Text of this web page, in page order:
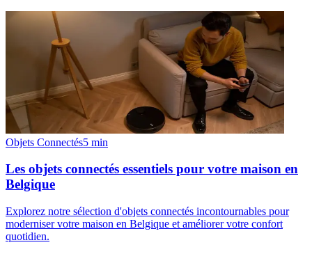
Objets Connectés5 min
Les objets connectés essentiels pour votre maison en
Belgique
Explorez notre sélection d'objets connectés incontournables pour
moderniser votre maison en Belgique et améliorer votre confort
quotidien.